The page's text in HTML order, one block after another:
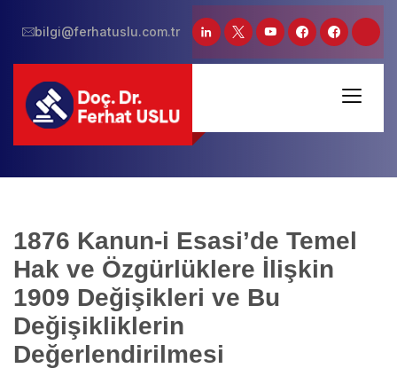
bilgi@ferhatuslu.com.tr
1876 Kanun-i Esasi’de Temel
Hak ve Özgürlüklere İlişkin
1909 Değişikleri ve Bu
Değişikliklerin
Değerlendirilmesi